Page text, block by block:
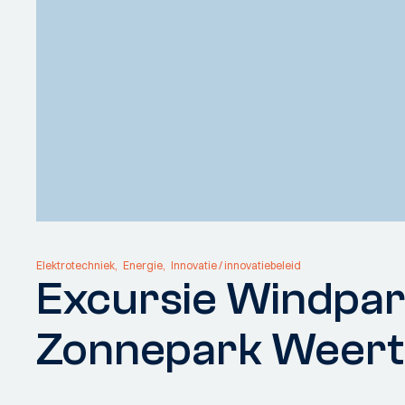
Elektrotechniek Energie Innovatie / innovatiebeleid
Excursie
Zonnepark Weert